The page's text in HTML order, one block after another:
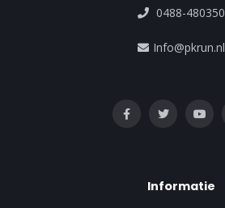
0488-480350
Info@pkrun.nl
Informatie